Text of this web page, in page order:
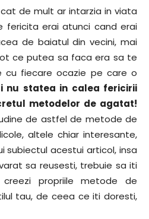
de mult ar intarzia in viata
erai atunci cand erai
de baiatul din vecini, mai
ce putea sa faca era sa te
cu fiecare ocazie pe care o
nu statea in calea fericirii
metodelor de agatat!
de astfel de metode de
altele chiar interesante,
subiectul acestui articol, insa
sa reusesti, trebuie sa iti
propriile metode de
tau, de ceea ce iti doresti,